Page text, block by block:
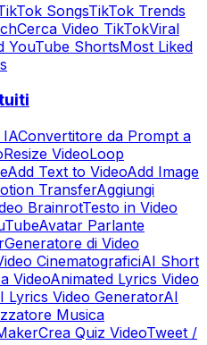
SongsTikTok Trends
Cerca Video TikTokViral
YouTube ShortsMost Liked
IAConvertitore da Prompt a
Resize VideoLoop
Add Text to VideoAdd Image
TransferAggiungi
BrainrotTesto in Video
Avatar Parlante
Generatore di Video
CinematograficiAI Short
VideoAnimated Lyrics Video
Lyrics Video GeneratorAI
Musica
Crea Quiz VideoTweet /